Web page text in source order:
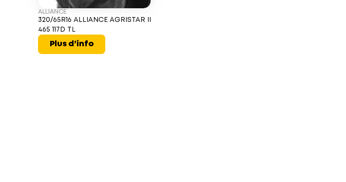
ALLIANCE
320/65R16 ALLIANCE AGRISTAR II
465 117D TL
Plus d’info